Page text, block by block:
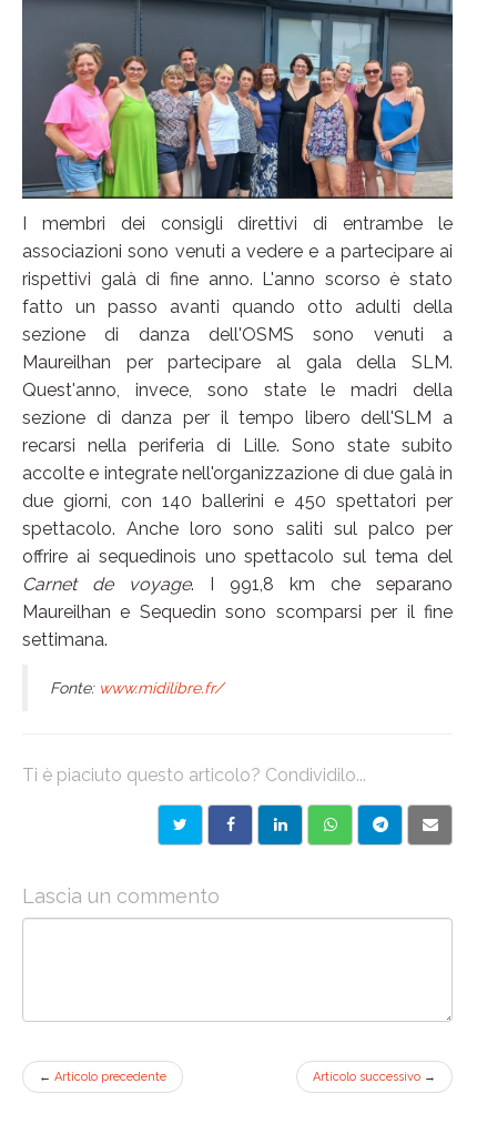
I membri dei consigli direttivi di entrambe le
associazioni sono venuti a vedere e a partecipare ai
rispettivi galà di fine anno. L'anno scorso è stato
fatto un passo avanti quando otto adulti della
sezione di danza dell'OSMS sono venuti a
Maureilhan per partecipare al gala della SLM.
Quest'anno, invece, sono state le madri della
sezione di danza per il tempo libero dell'SLM a
recarsi nella periferia di Lille. Sono state subito
accolte e integrate nell'organizzazione di due galà in
due giorni, con 140 ballerini e 450 spettatori per
spettacolo. Anche loro sono saliti sul palco per
offrire ai sequedinois uno spettacolo sul tema del
Carnet de voyage. I 991,8 km che separano
Maureilhan e Sequedin sono scomparsi per il fine
settimana.
Fonte: www.midilibre.fr/
Ti è piaciuto questo articolo? Condividilo...
Lascia un commento
← Articolo precedente Articolo successivo →